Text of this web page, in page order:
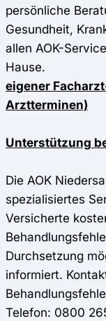
persönliche
Gesundheit,
allen AOK-
Hause.
eigener
Arztterminen)
Unterstützung
Die AOK
spezialisiertes
Versicherte
Durchsetzung
informiert.
Telefon: 0800